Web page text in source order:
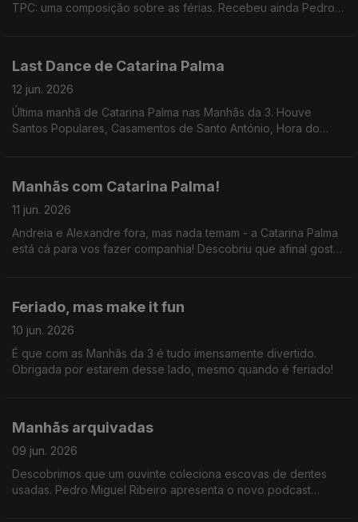
TPC: uma composição sobre as férias. Recebeu ainda Pedro
Last Dance de Catarina Palma
12 jun. 2026
Última manhã de Catarina Palma nas Manhãs da 3. Houve
Santos Populares, Casamentos de Santo António, Hora do
Manhãs com Catarina Palma!
11 jun. 2026
Andreia e Alexandre fora, mas nada temam - a Catarina Palma
está cá para vos fazer companhia! Descobriu que afinal gosta
Feriado, mas make it fun
10 jun. 2026
É que com as Manhãs da 3 é tudo imensamente divertido.
Obrigada por estarem desse lado, mesmo quando é feriado!
Manhãs arquivadas
09 jun. 2026
Descobrimos que um ouvinte coleciona escovas de dentes
usadas. Pedro Miguel Ribeiro apresenta o novo podcast